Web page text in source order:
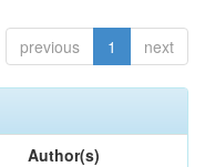
previous 1 next
Author(s)